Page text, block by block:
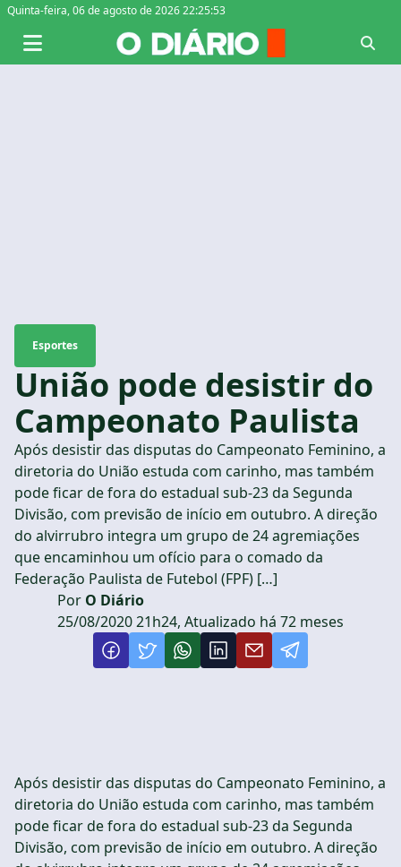
Quinta-feira,06 de agosto de 2026 22:25:54
Esportes
União pode desistir do
Campeonato Paulista
Após desistir das disputas do Campeonato Feminino, a
diretoria do União estuda com carinho, mas também
pode ficar de fora do estadual sub-23 da Segunda
Divisão, com previsão de início em outubro. A direção
do alvirrubro integra um grupo de 24 agremiações
que encaminhou um ofício para o comado da
Federação Paulista de Futebol (FPF) […]
Por O Diário
25/08/2020 21h24, Atualizado há 72 meses
Após desistir das disputas do Campeonato Feminino, a
diretoria do União estuda com carinho, mas também
pode ficar de fora do estadual sub-23 da Segunda
Divisão, com previsão de início em outubro. A direção